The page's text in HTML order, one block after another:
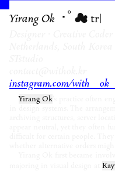
Yirang Ok ･ﾟ☁︎|
instagram.com/with_ok_
Yirang Ok's practice often
majoring in visual design at